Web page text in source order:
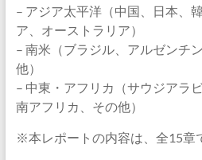
– アジア太平洋（中国、日本、
ア、オーストラリア）
– 南米（ブラジル、アルゼンチ
他）
– 中東・アフリカ（サウジアラ
南アフリカ、その他）
※本レポートの内容は、全15章